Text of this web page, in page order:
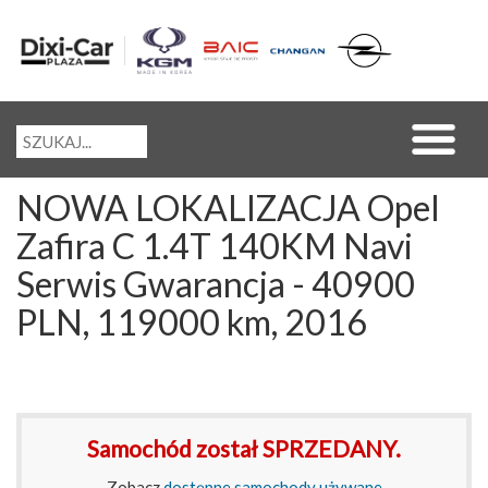
NOWA LOKALIZACJA Opel
Zafira C 1.4T 140KM Navi
Serwis Gwarancja - 40900
PLN, 119000 km, 2016
Samochód został SPRZEDANY.